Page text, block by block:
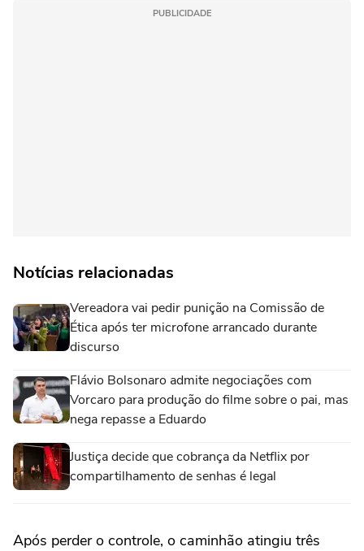
PUBLICIDADE
Notícias relacionadas
Vereadora vai pedir punição na Comissão de
Ética após ter microfone arrancado durante
discurso
Flávio Bolsonaro admite negociações com
Vorcaro para produção do filme sobre o pai, mas
nega repasse a Eduardo
Justiça decide que cobrança da Netflix por
compartilhamento de senhas é legal
Após perder o controle, o caminhão atingiu três